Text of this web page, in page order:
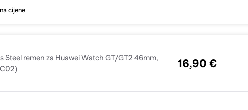
cijene
Steel remen za Huawei Watch GT/GT2 46mm,
16,90 €